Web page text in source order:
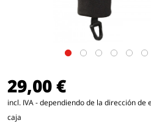
29,00 €
incl. IVA - dependiendo de la dirección de
caja